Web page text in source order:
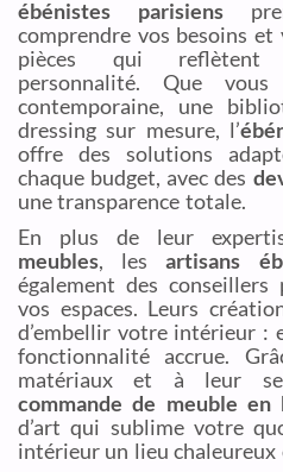
ébénistes parisiens
comprendre vos besoins
pièces qui reflètent
personnalité. Que
contemporaine, une
dressing sur mesure, l’
offre des solutions
chaque budget, avec des
une transparence totale.
En plus de leur
meubles, lesartisans
également des
vos espaces. Leurs
d’embellir votre intérieur :
fonctionnalité accrue.
matériaux et à leur
commande de meuble en
d’art qui sublime votre
intérieur un lieu chaleureux